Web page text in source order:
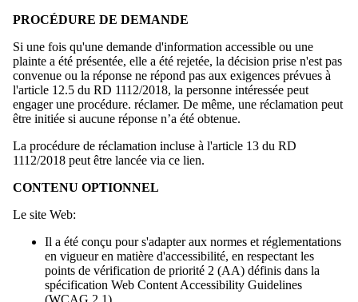
PROCÉDURE DE DEMANDE
Si une fois qu'une demande d'information accessible ou une
plainte a été présentée, elle a été rejetée, la décision prise n'est pas
convenue ou la réponse ne répond pas aux exigences prévues à
l'article 12.5 du RD 1112/2018, la personne intéressée peut
engager une procédure. réclamer. De même, une réclamation peut
être initiée si aucune réponse n’a été obtenue.
La procédure de réclamation incluse à l'article 13 du RD
1112/2018 peut être lancée via ce lien.
CONTENU OPTIONNEL
Le site Web:
Il a été conçu pour s'adapter aux normes et réglementations
en vigueur en matière d'accessibilité, en respectant les
points de vérification de priorité 2 (AA) définis dans la
spécification Web Content Accessibility Guidelines
(WCAG 2.1).